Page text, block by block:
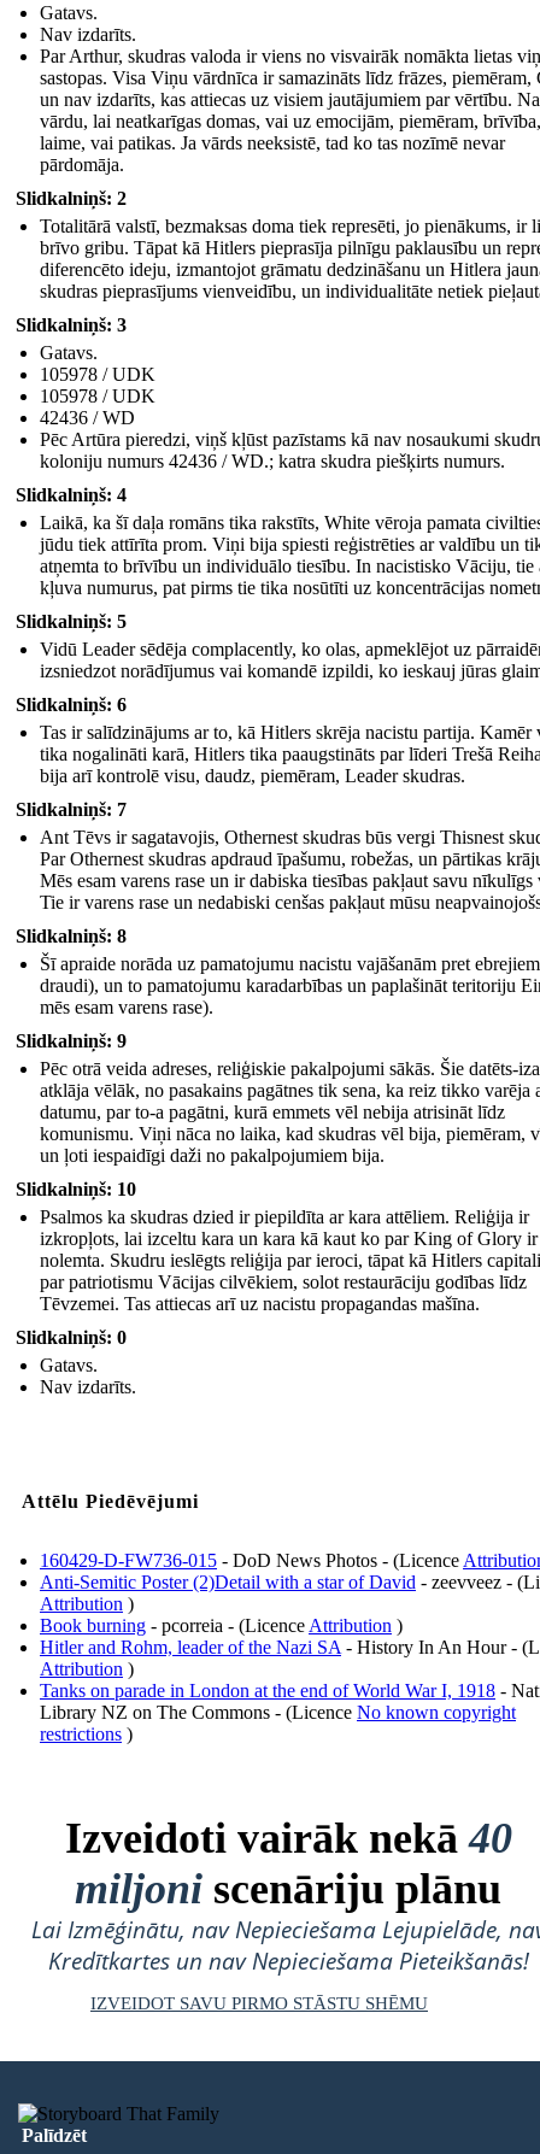
Gatavs.
Nav izdarīts.
Par Arthur, skudras valoda ir viens no visvairāk nomākta lietas
sastopas. Visa Viņu vārdnīca ir samazināts līdz frāzes, piemēram,
un nav izdarīts, kas attiecas uz visiem jautājumiem par vērtību.
vārdu, lai neatkarīgas domas, vai uz emocijām, piemēram, brīvība,
laime, vai patikas. Ja vārds neeksistē, tad ko tas nozīmē nevar
pārdomāja.
Slidkalniņš: 2
Totalitārā valstī, bezmaksas doma tiek represēti, jo pienākums, ir
brīvo gribu. Tāpat kā Hitlers pieprasīja pilnīgu paklausību un
diferencēto ideju, izmantojot grāmatu dedzināšanu un Hitlera
skudras pieprasījums vienveidību, un individualitāte netiek
Slidkalniņš: 3
Gatavs.
105978 / UDK
105978 / UDK
42436 / WD
Pēc Artūra pieredzi, viņš kļūst pazīstams kā nav nosaukumi
koloniju numurs 42436 / WD.; katra skudra piešķirts numurs.
Slidkalniņš: 4
Laikā, ka šī daļa romāns tika rakstīts, White vēroja pamata
jūdu tiek attīrīta prom. Viņi bija spiesti reģistrēties ar valdību un
atņemta to brīvību un individuālo tiesību. In nacistisko Vāciju, tie
kļuva numurus, pat pirms tie tika nosūtīti uz koncentrācijas
Slidkalniņš: 5
Vidū Leader sēdēja complacently, ko olas, apmeklējot uz
izsniedzot norādījumus vai komandē izpildi, ko ieskauj jūras
Slidkalniņš: 6
Tas ir salīdzinājums ar to, kā Hitlers skrēja nacistu partija. Kamēr
tika nogalināti karā, Hitlers tika paaugstināts par līderi Trešā
bija arī kontrolē visu, daudz, piemēram, Leader skudras.
Slidkalniņš: 7
Ant Tēvs ir sagatavojis, Othernest skudras būs vergi Thisnest
Par Othernest skudras apdraud īpašumu, robežas, un pārtikas
Mēs esam varens rase un ir dabiska tiesības pakļaut savu nīkulīgs
Tie ir varens rase un nedabiski cenšas pakļaut mūsu
Slidkalniņš: 8
Šī apraide norāda uz pamatojumu nacistu vajāšanām pret
draudi), un to pamatojumu karadarbības un paplašināt teritoriju
mēs esam varens rase).
Slidkalniņš: 9
Pēc otrā veida adreses, reliģiskie pakalpojumi sākās. Šie datēts-
atklāja vēlāk, no pasakains pagātnes tik sena, ka reiz tikko varēja
datumu, par to-a pagātni, kurā emmets vēl nebija atrisināt līdz
komunismu. Viņi nāca no laika, kad skudras vēl bija, piemēram,
un ļoti iespaidīgi daži no pakalpojumiem bija.
Slidkalniņš: 10
Psalmos ka skudras dzied ir piepildīta ar kara attēliem. Reliģija ir
izkropļots, lai izceltu kara un kara kā kaut ko par King of Glory ir
nolemta. Skudru ieslēgts reliģija par ieroci, tāpat kā Hitlers
par patriotismu Vācijas cilvēkiem, solot restaurāciju godības līdz
Tēvzemei. Tas attiecas arī uz nacistu propagandas mašīna.
Slidkalniņš: 0
Gatavs.
Nav izdarīts.
Attēlu Piedēvējumi
160429-D-FW736-015 - DoD News Photos - (Licence
Anti-Semitic Poster (2)Detail with a star of David - zeevveez -
Attribution )
Book burning - pcorreia - (Licence Attribution )
Hitler and Rohm, leader of the Nazi SA - History In An Hour -
Attribution )
Tanks on parade in London at the end of World War I, 1918 -
Library NZ on The Commons - (Licence No known copyright
restrictions )
Izveidoti vairāk nekā40
miljoni scenāriju plānu
Lai Izmēģinātu, nav Nepieciešama Lejupielāde,
Kredītkartes un nav Nepieciešama Pieteikšanās!
IZVEIDOT SAVU PIRMO STĀSTU SHĒMU
Palīdzēt